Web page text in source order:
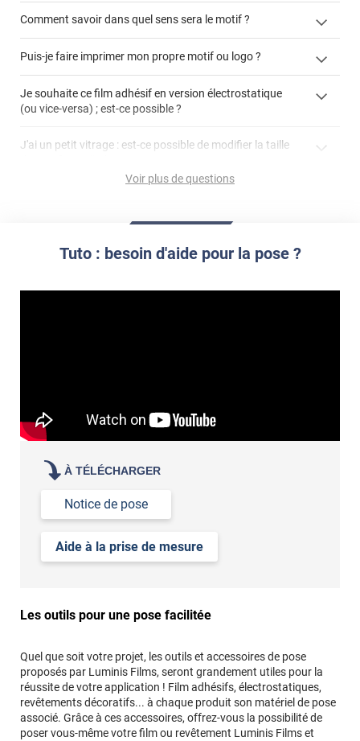
cet article
cet
article
enlever et stocker
Comment savoir dans quel sens sera le motif ?
Puis-je faire imprimer mon propre motif ou logo ?
personnaliser
Je souhaite ce film adhésif en version électrostatique
(ou vice-versa) ; est-ce possible ?
J'ai un petit vitrage : est-ce possible de modifier la taille
impression personnalisée
Voir plus de questions
Tuto : besoin d'aide pour la pose ?
À TÉLÉCHARGER
Notice de pose
Aide à la prise de mesure
Les outils pour une pose facilitée
Quel que soit votre projet, les outils et accessoires de pose
proposés par Luminis Films, seront grandement utiles pour la
réussite de votre application ! Film adhésifs, électrostatiques,
revêtements décoratifs... à chaque produit son matériel de pose
associé. Grâce à ces accessoires, offrez-vous la possibilité de
poser vous-même votre film ou revêtement Luminis Films et